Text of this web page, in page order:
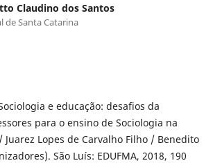
Claudino dos Santos
de Santa Catarina
e educação: desafios da
para o ensino de Sociologia na
Juarez Lopes de Carvalho Filho / Benedito
São Luís: EDUFMA, 2018, 190